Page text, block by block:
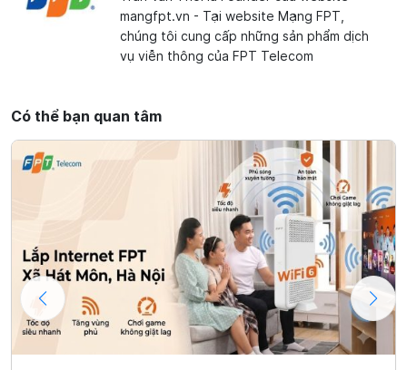
mangfpt.vn - Tại website Mạng FPT,
chúng tôi cung cấp những sản phẩm dịch
vụ viễn thông của FPT Telecom
Có thể bạn quan tâm